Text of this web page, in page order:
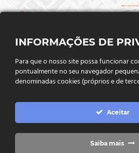
FALE CONOSCO
Endereço:Rua Said Abdalla, Nº 310,
75802-035, Jataí - GO
(64) 3632 - 2070
INFORMAÇÕES DE
Para que o nosso site possa funcionar
pontualmente no seu navegador
denominadas cookies (próprios e de
Aceitar
Saiba mais